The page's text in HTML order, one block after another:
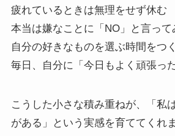
疲れているときは無理をせず休む
本当は嫌なことに「NO」と言って
自分の好きなものを選ぶ時間をつ
毎日、自分に「今日もよく頑張っ
こうした小さな積み重ねが、「私
がある」という実感を育ててくれ